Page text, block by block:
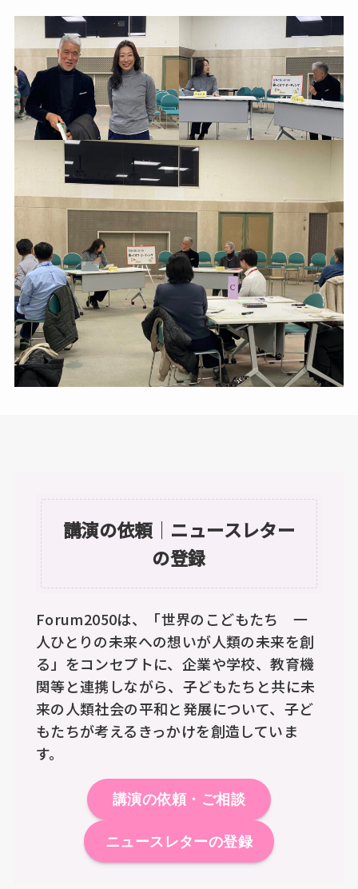
講演の依頼｜ ニュースレター
の登録
Forum2050は、「世界のこどもたち 一
人ひとりの未来への想いが人類の未来を創
る」をコンセプトに、企業や学校、教育機
関等と連携しながら、子どもたちと共に未
来の人類社会の平和と発展について、子ど
もたちが考えるきっかけを創造していま
す。
講演の依頼・ご相談
ニュースレターの登録